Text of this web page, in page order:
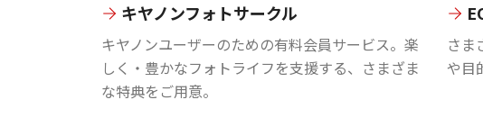
キヤノンフォトサークル
キヤノンユーザーのための有料会員サービス。楽
しく・豊かなフォトライフを支援する、さまざま
な特典をご用意。
さま
や目